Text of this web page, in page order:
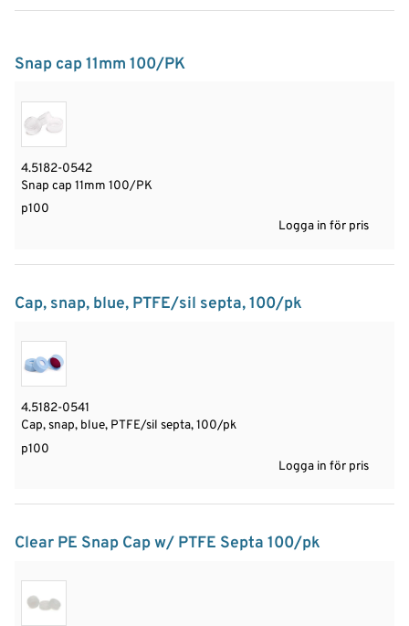
Snap cap 11mm 100/PK
4.5182-0542
Snap cap 11mm 100/PK
p100
Logga in för pris
Cap, snap, blue, PTFE/sil septa, 100/pk
4.5182-0541
Cap, snap, blue, PTFE/sil septa, 100/pk
p100
Logga in för pris
Clear PE Snap Cap w/ PTFE Septa 100/pk